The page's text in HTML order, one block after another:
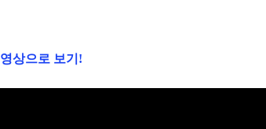
영상으로 보기!